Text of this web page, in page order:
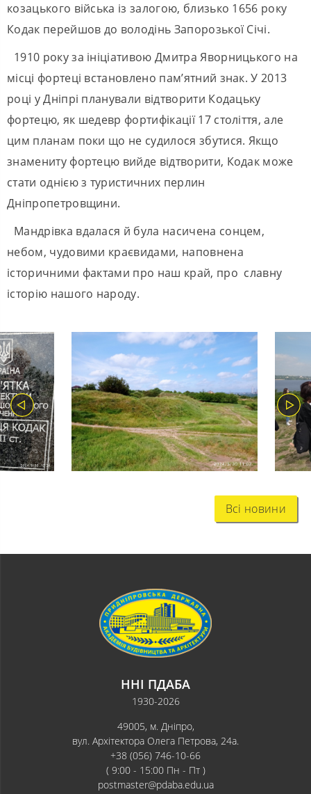
козацького війська із залогою, близько 1656 року
Кодак перейшов до володінь Запорозької Січі.
1910 року за ініціативою Дмитра Яворницького на
місці фортеці встановлено пам’ятний знак. У 2013
році у Дніпрі планували відтворити Кодацьку
фортецю, як шедевр фортифікації 17 століття, але
цим планам поки що не судилося збутися. Якщо
знамениту фортецю вийде відтворити, Кодак може
стати однією з туристичних перлин
Дніпропетровщини.
Мандрівка вдалася й була насичена сонцем,
небом, чудовими краєвидами, наповнена
історичними фактами про наш край, про славну
історію нашого народу.
Всі новини
ННІ ПДАБА
1930-2026
49005, м. Дніпро,
вул. Архітектора Олега Петрова, 24а.
+38 (056) 746-10-66
( 9:00 - 15:00 Пн - Пт )
postmaster@pdaba.edu.ua